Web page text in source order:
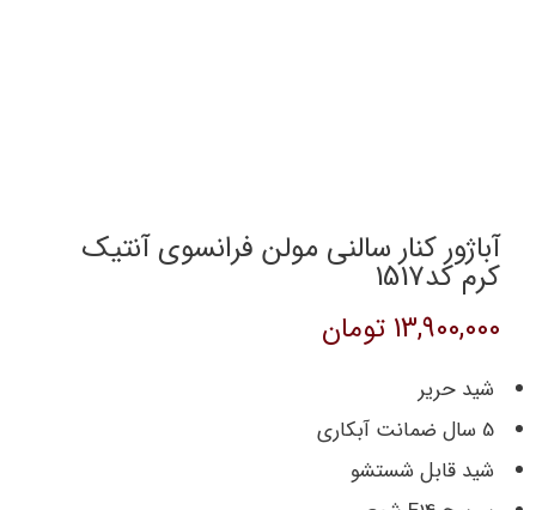
آباژور کنار سالنی مولن فرانسوی آنتیک
کرم کد1517
13,900,000 تومان
شید حریر
شید قابل شستشو